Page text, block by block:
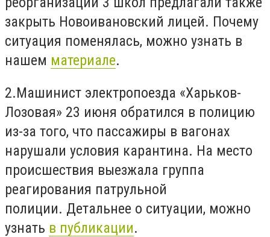
закрыть Новоивановский лицей. Почему
ситуация поменялась, можно узнать в
нашем материале.
2.Машинист электропоезда «Харьков-
Лозовая» 23 июня обратился в полицию
из-за того, что пассажиры в вагонах
нарушали условия карантина. На место
происшествия выезжала группа
реагирования патрульной
полиции. Детальнее о ситуации, можно
узнать в публикации.